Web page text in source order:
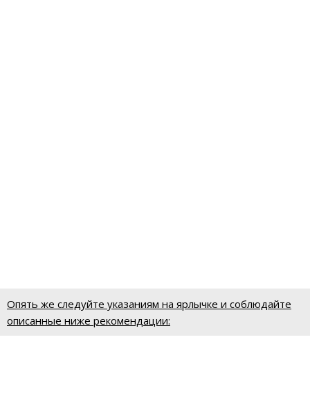
Опять же следуйте указаниям на ярлычке и соблюдайте
описанные ниже рекомендации: